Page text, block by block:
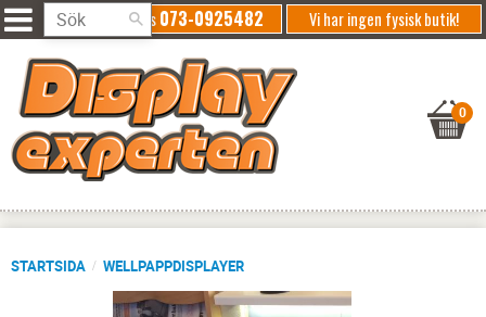
Vi har ingen fysisk butik!
Ring oss073-0925482
STARTSIDA WELLPAPPDISPLAYER